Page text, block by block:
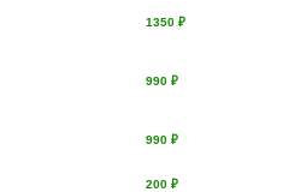
1350 ₽
990 ₽
990 ₽
200 ₽